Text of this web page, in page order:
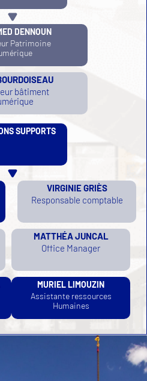
DENNOUN
Patrimoine
bâtiment
SUPPORTS
VIRGINIE GRIÈS
Responsable comptable
MATTHÉA JUNCAL
Office Manager
MURIEL LIMOUZIN
Assistante ressources
Humaines